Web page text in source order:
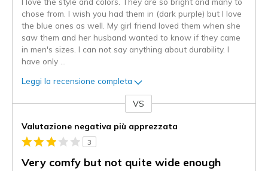
chose from. I wish you had them in (dark purple) but I love
the blue ones as well. My girl friend loved them when she
saw them and her husband wanted to know if they came
in men's sizes. I can not say anything about durability. I
have only
Leggi la recensione completa
VS
Valutazione negativa più apprezzata
3
Very comfy but not quite wide enough